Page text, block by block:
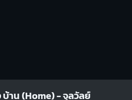
าน (Home) - จุลวัลย์